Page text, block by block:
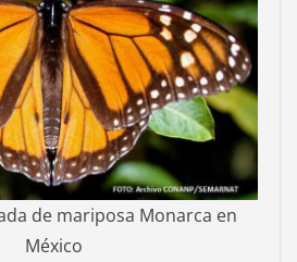
de mariposa Monarca en
México